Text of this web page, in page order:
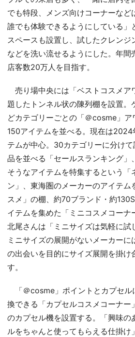
でも特段、メンズ向けコーナーなど
誰でも体験できるようにしている」
スペースも設置し、試したクレンジ
などを洗い流せるようにした。年
店客数20万人を目指す。
売り場中央には「ベストコスメア
題したトンネル状の陳列棚を設置。
どカテゴリーごとの「＠cosme」
150アイテムを並べる。現在は2024
テムが中心。30カテゴリーに分け
品を並べる「セールスランキング」
そうなアイテムを特集するという「
ン」、東海圏のメーカーのアイテム
スメ」の棚、約70ブランド・約
イテムを集めた「ミニコスメコーナ
北尾さんは「ミニサイズは気軽に試
ミニサイズの展開がないメーカーに
の出会いを目的にサイズ展開を掛け
す。
「＠cosme」ポイントとカプセル
換できる「カプセルコスメコーナー
のカプセル機を設置する。「興味の
ルをちゃんと使ってもらえる仕掛け